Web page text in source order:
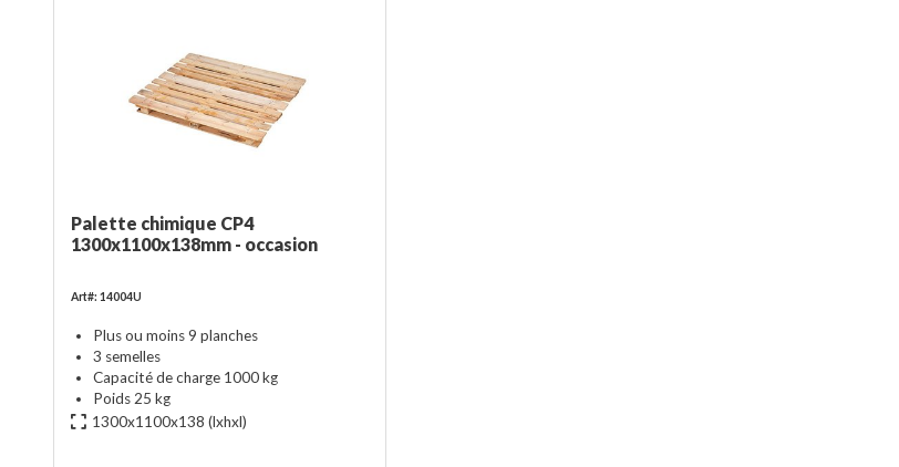
Palette chimique CP4
1300x1100x138mm - occasion
Art#: 14004U
Plus ou moins 9 planches
3 semelles
Capacité de charge 1000 kg
Poids 25 kg
1300x1100x138 (lxhxl)